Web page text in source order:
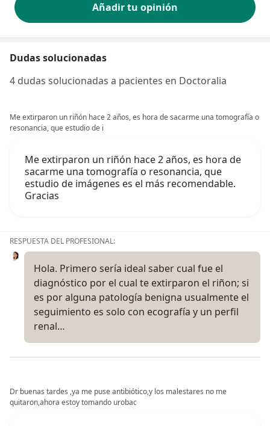
Añadir tu opinión
Dudas solucionadas
4 dudas solucionadas a pacientes en Doctoralia
Me extirparon un riñón hace 2 años, es hora de sacarme una tomografía o
resonancia, que estudio de i
Me extirparon un riñón hace 2 años, es hora de
sacarme una tomografía o resonancia, que
estudio de imágenes es el más recomendable.
Gracias
RESPUESTA DEL PROFESIONAL:
Hola. Primero sería ideal saber cual fue el
diagnóstico por el cual te extirparon el riñon; si
es por alguna patología benigna usualmente el
seguimiento es solo con ecografía y un perfil
renal…
Dr buenas tardes ,ya me puse antibiótico,y los malestares no me
quitaron,ahora estoy tomando urobac